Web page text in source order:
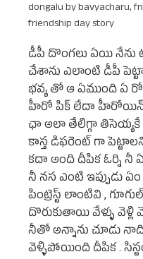
dongalu by bavyacharu,
friendship day story
డీపీ దొంగలు ఏయి నేను
చేశాను ఎలాంటి డీపీ
భవ్య తో ఆ ఏముంది ఏ
హీరో పిక్ లేదా హీరోయిన్
ఛా అలా తేలిగ్గా తిసెయ్యకే
కాస్త డిఫరెంట్ గా
కదా అంది దీపిక ఓర్ని నీ
నీ నస ఎంటి ఇప్పుడు
పింట్రెస్ట్ లాంటివి ,
దొరుకుతాయి వేళ్ళు వెళ్లి
నీతో అన్నాను చూడు నాది
వెళ్ళిపోయింది దీపిక .